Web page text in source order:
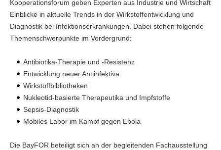
Kooperationsforum geben Experten aus Industrie und Wirtschaft
Einblicke in aktuelle Trends in der Wirkstoffentwicklung und
Diagnostik bei Infektionserkrankungen. Dabei stehen folgende
Themenschwerpunkte im Vordergrund:
Antibiotika-Therapie und -Resistenz
Entwicklung neuer Antiinfektiva
Wirkstoffbibliotheken
Nukleotid-basierte Therapeutika und Impfstoffe
Sepsis-Diagnostik
Mobiles Labor im Kampf gegen Ebola
Die BayFOR beteiligt sich an der begleitenden Fachausstellung